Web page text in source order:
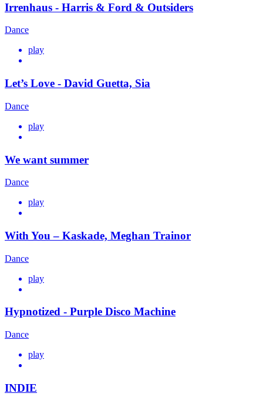
Irrenhaus - Harris & Ford & Outsiders
Dance
play
Let’s Love - David Guetta, Sia
Dance
play
We want summer
Dance
play
With You – Kaskade, Meghan Trainor
Dance
play
Hypnotized - Purple Disco Machine
Dance
play
INDIE